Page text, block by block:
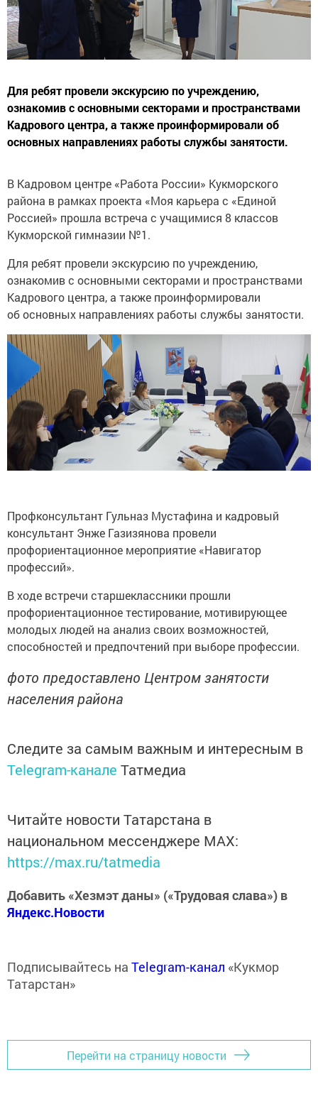
Для ребят провели экскурсию по учреждению,
ознакомив с основными секторами и пространствами
Кадрового центра, а также проинформировали об
основных направлениях работы службы занятости.
В Кадровом центре «Работа России» Кукморского
района в рамках проекта «Моя карьера с «Единой
Россией» прошла встреча с учащимися 8 классов
Кукморской гимназии №1.
Для ребят провели экскурсию по учреждению,
ознакомив с основными секторами и пространствами
Кадрового центра, а также проинформировали
об основных направлениях работы службы занятости.
Профконсультант Гульназ Мустафина и кадровый
консультант Энже Газизянова провели
профориентационное мероприятие «Навигатор
профессий».
В ходе встречи старшеклассники прошли
профориентационное тестирование, мотивирующее
молодых людей на анализ своих возможностей,
способностей и предпочтений при выборе профессии.
фото предоставлено Центром занятости
населения района
Следите за самым важным и интересным в
Telegram-канале Татмедиа
Читайте новости Татарстана в
национальном мессенджере MАХ:
https://max.ru/tatmedia
Добавить «Хезмэт даны» («Трудовая слава») в
Яндекс.Новости
Подписывайтесь на Telegram-канал «Кукмор
Татарстан»
Перейти на страницу новости